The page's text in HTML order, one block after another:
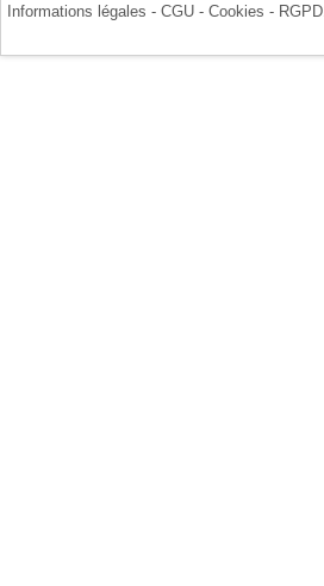
Informations légales - CGU - Cookies - RGPD